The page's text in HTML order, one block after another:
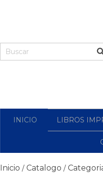
INICIO LIBROS
Inicio / Catalogo /